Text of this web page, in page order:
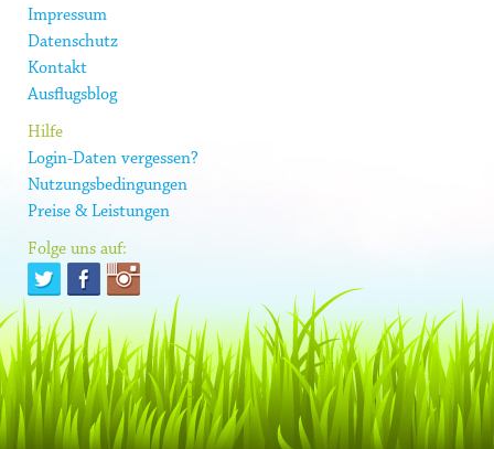
Impressum
Datenschutz
Kontakt
Ausflugsblog
Hilfe
Login-Daten vergessen?
Nutzungsbedingungen
Preise & Leistungen
Folge uns auf: